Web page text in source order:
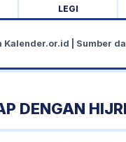
LEGI
Kalender.or.id | Sumber
DENGAN